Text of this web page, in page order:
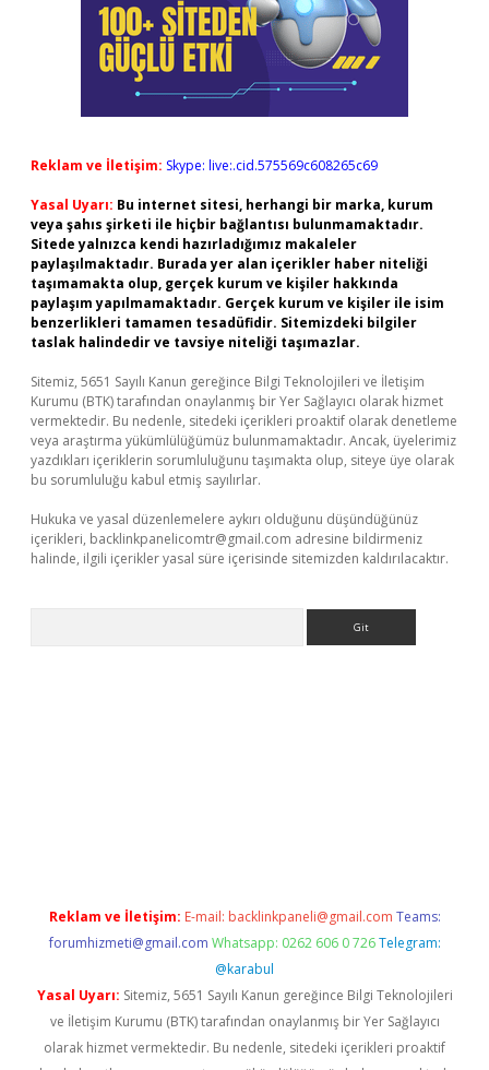
Reklam ve İletişim: Skype: live:.cid.575569c608265c69
Yasal Uyarı: Bu internet sitesi, herhangi bir marka, kurum
veya şahıs şirketi ile hiçbir bağlantısı bulunmamaktadır.
Sitede yalnızca kendi hazırladığımız makaleler
paylaşılmaktadır. Burada yer alan içerikler haber niteliği
taşımamakta olup, gerçek kurum ve kişiler hakkında
paylaşım yapılmamaktadır. Gerçek kurum ve kişiler ile isim
benzerlikleri tamamen tesadüfidir. Sitemizdeki bilgiler
taslak halindedir ve tavsiye niteliği taşımazlar.
Sitemiz, 5651 Sayılı Kanun gereğince Bilgi Teknolojileri ve İletişim
Kurumu (BTK) tarafından onaylanmış bir Yer Sağlayıcı olarak hizmet
vermektedir. Bu nedenle, sitedeki içerikleri proaktif olarak denetleme
veya araştırma yükümlülüğümüz bulunmamaktadır. Ancak, üyelerimiz
yazdıkları içeriklerin sorumluluğunu taşımakta olup, siteye üye olarak
bu sorumluluğu kabul etmiş sayılırlar.
Hukuka ve yasal düzenlemelere aykırı olduğunu düşündüğünüz
içerikleri, backlinkpanelicomtr@gmail.com adresine bildirmeniz
halinde, ilgili içerikler yasal süre içerisinde sitemizden kaldırılacaktır.
Reklam ve İletişim: E-mail: backlinkpaneli@gmail.com Teams:
forumhizmeti@gmail.com Whatsapp: 0262 606 0 726 Telegram:
@karabul
Yasal Uyarı: Sitemiz, 5651 Sayılı Kanun gereğince Bilgi Teknolojileri
ve İletişim Kurumu (BTK) tarafından onaylanmış bir Yer Sağlayıcı
olarak hizmet vermektedir. Bu nedenle, sitedeki içerikleri proaktif